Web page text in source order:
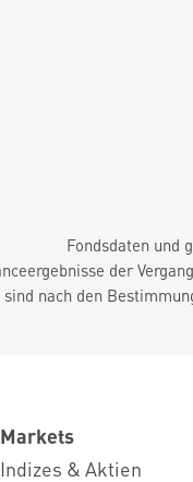
Fondsdaten und
der
nach den
Markets
Indizes & Aktien